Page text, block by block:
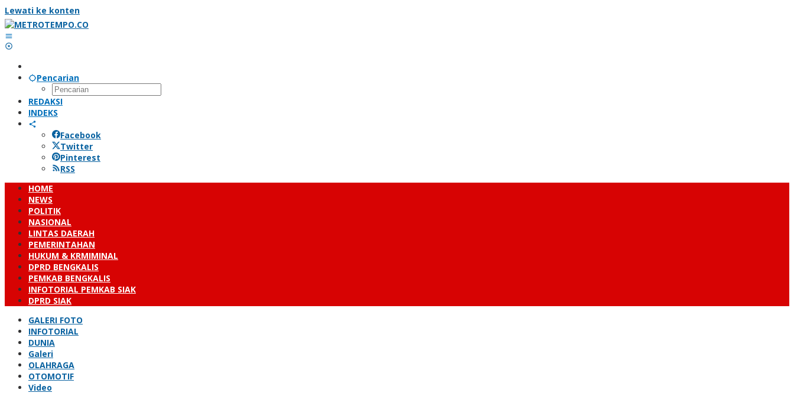
Lewati ke konten
Pencarian
REDAKSI
INDEKS
Facebook
Twitter
Pinterest
RSS
HOME
NEWS
POLITIK
NASIONAL
LINTAS DAERAH
PEMERINTAHAN
HUKUM & KRMIMINAL
DPRD BENGKALIS
PEMKAB BENGKALIS
INFOTORIAL PEMKAB SIAK
DPRD SIAK
GALERI FOTO
INFOTORIAL
DUNIA
Galeri
OLAHRAGA
OTOMOTIF
Video